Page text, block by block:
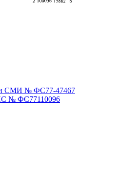
СМИ № ФС77-47467
№ ФС77110096